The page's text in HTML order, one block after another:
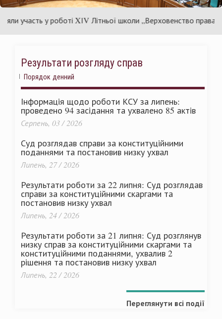
участь у роботі XІV Літньої школи „Верховенство права і
Результати розгляду справ
Порядок денний
Інформація щодо роботи КСУ за липень:
проведено 94 засідання та ухвалено 85 актів
Серпень, 03 / 2026
Суд розглядав справи за конституційними
поданнями та постановив низку ухвал
Липень, 27 / 2026
Результати роботи за 22 липня: Суд розглядав
справи за конституційними скаргами та
постановив низку ухвал
Липень, 24 / 2026
Результати роботи за 21 липня: Суд розглянув
низку справ за конституційними скаргами та
конституційними поданнями, ухвалив 2
рішення та постановив низку ухвал
Липень, 22 / 2026
Переглянути всі події